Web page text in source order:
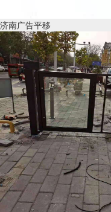
济南广告平移